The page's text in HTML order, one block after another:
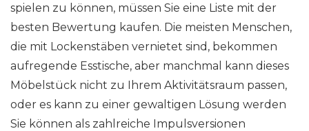
spielen zu können, müssen Sie eine Liste mit der
besten Bewertung kaufen. Die meisten Menschen,
die mit Lockenstäben vernietet sind, bekommen
aufregende Esstische, aber manchmal kann dieses
Möbelstück nicht zu Ihrem Aktivitätsraum passen,
oder es kann zu einer gewaltigen Lösung werden
Sie können als zahlreiche Impulsversionen